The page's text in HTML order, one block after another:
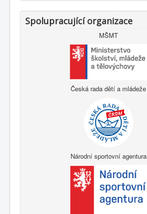
Spolupracující organizace
MŠMT
Česká rada dětí a mládeže
Národní sportovní agentura